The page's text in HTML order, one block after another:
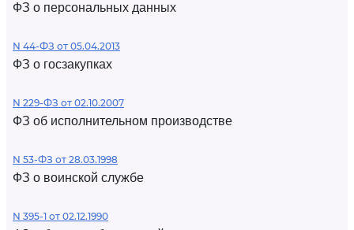
ФЗ о персональных данных
N 44-ФЗ от 05.04.2013
ФЗ о госзакупках
N 229-ФЗ от 02.10.2007
ФЗ об исполнительном производстве
N 53-ФЗ от 28.03.1998
ФЗ о воинской службе
N 395-1 от 02.12.1990